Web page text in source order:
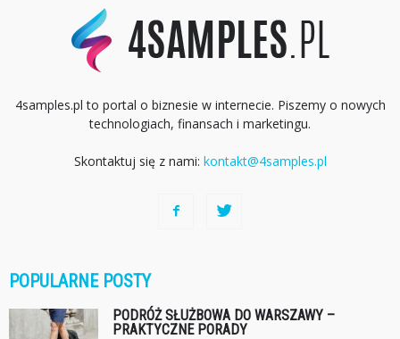
4samples.pl to portal o biznesie w internecie. Piszemy o nowych
technologiach, finansach i marketingu.
Skontaktuj się z nami: kontakt@4samples.pl
POPULARNE POSTY
PODRÓŻ SŁUŻBOWA DO WARSZAWY –
PRAKTYCZNE PORADY